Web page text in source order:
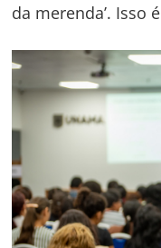
da merenda’. Isso